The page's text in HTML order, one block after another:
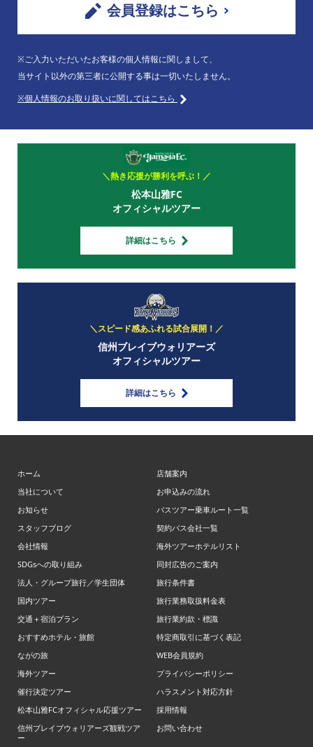
会員登録はこちら
※ご入力いただいたお客様の個人情報に関しまして、
当サイト以外の第三者に公開する事は一切いたしません。
※個人情報のお取り扱いに関してはこちら
＼熱き応援が勝利を呼ぶ！／
松本山雅FC
オフィシャルツアー
詳細はこちら
＼スピード感あふれる試合展開！／
信州ブレイブウォリアーズ
オフィシャルツアー
詳細はこちら
ホーム
当社について
お知らせ
スタッフブログ
会社情報
SDGsへの取り組み
法人・グループ旅行／学生団体
国内ツアー
交通＋宿泊プラン
おすすめホテル・旅館
ながの旅
海外ツアー
催行決定ツアー
松本山雅FCオフィシャル応援ツアー
信州ブレイブウォリアーズ観戦ツア
ー
店舗案内
お申込みの流れ
バスツアー乗車ルート一覧
契約バス会社一覧
海外ツアーホテルリスト
同封広告のご案内
旅行条件書
旅行業務取扱料金表
旅行業約款・標識
特定商取引に基づく表記
WEB会員規約
プライバシーポリシー
ハラスメント対応方針
採用情報
お問い合わせ